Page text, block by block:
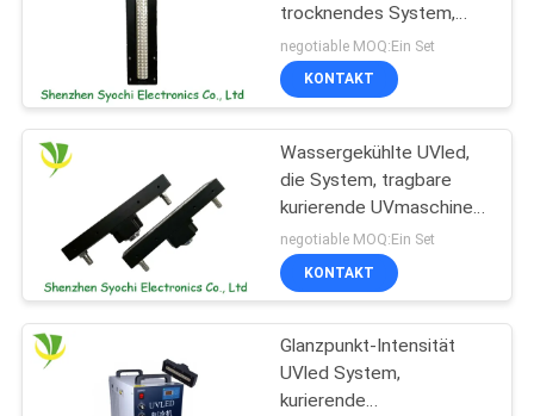
trocknendes System,
UV- kurierende Systeme
Flexo für UV-
Digitaldrucker
negotiable MOQ:Ein Set
KONTAKT
Wassergekühlte UVled,
die System, tragbare
kurierende UVmaschine
über Temperatur-
Warnung kuriert
negotiable MOQ:Ein Set
KONTAKT
Glanzpunkt-Intensität
UVled System,
kurierende